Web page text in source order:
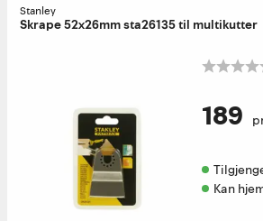
Stanley
Skrape 52x26mm sta26135 til multikutter
189
Kan